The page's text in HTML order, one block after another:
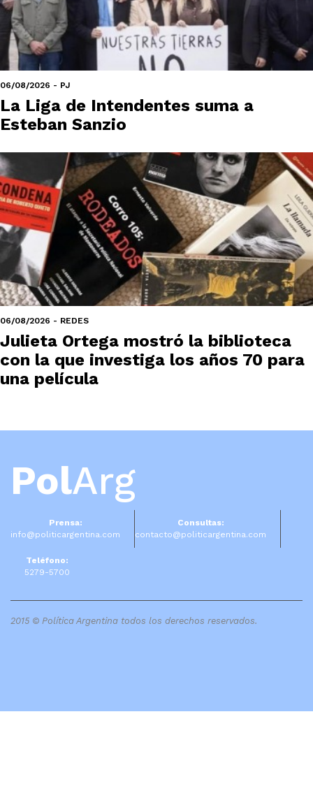
06/08/2026 - PJ
La Liga de Intendentes suma a
Esteban Sanzio
06/08/2026 - REDES
Julieta Ortega mostró la biblioteca
con la que investiga los años 70 para
una película
PolArg
Prensa:
info@politicargentina.com
Consultas:
contacto@politicargentina.com
Teléfono:
5279-5700
2015 © Política Argentina todos los derechos reservados.